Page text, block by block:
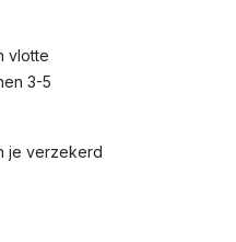
vlotte
3-5
je verzekerd